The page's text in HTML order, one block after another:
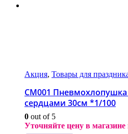
Акция, Товары для
СМ001
сердцами 30см *1/100
0 out of 5
Уточняйте цену в